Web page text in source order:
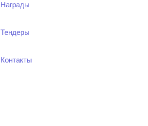
Награды
Контакты
Тендеры